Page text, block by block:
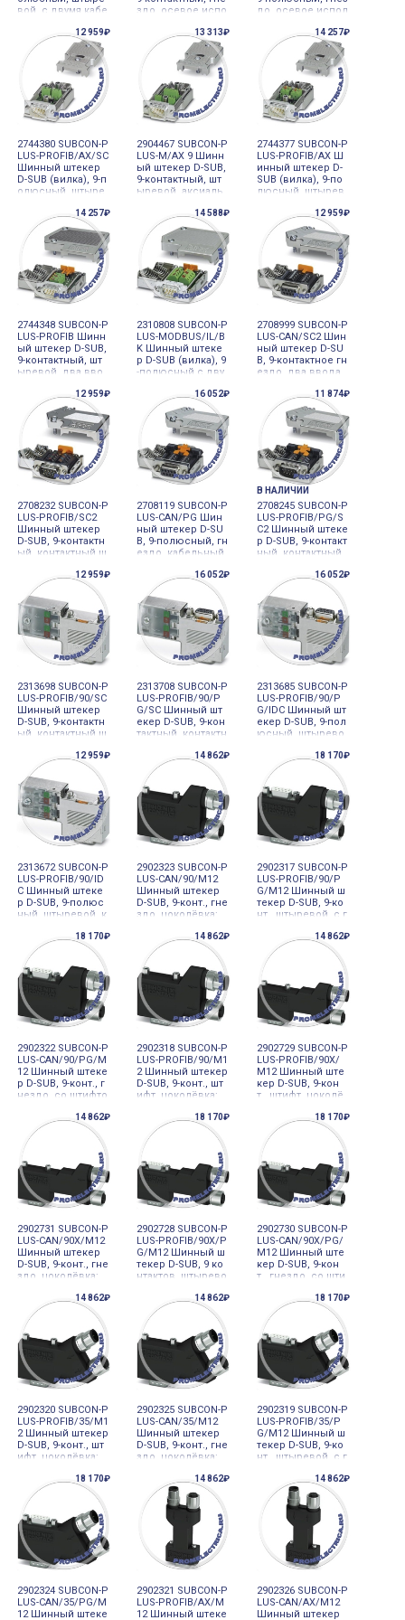
вой, с двумя кабе
расположенным
и под углом 35°, C
AN, SOCОNET K1, K
2 (Moeller), S-B
здо, осевое испо
абельными ввод
ами, универсальн
ый тип для всех с
до, осевое испол
бельными ввода
ми, CAN, CANope
n, SafetyBus-P
12 959₽
2744380 SUBCON-P
LUS-PROFIB/AX/SC
Шинный штекер
D-SUB (вилка), 9-п
олюсный, штыре
е исполнение с д
вумя кабельными
вводами, PROFIB
US DP до 12 Мбит
13 313₽
2904467 SUBCON-P
LUS-M/AX 9 Шинн
ый штекер D-SUB,
9-контактный, шт
ыревой, аксиаль
с двумя кабельн
ыми вводами, ун
иверсальный тип
для всех систем
14 257₽
2744377 SUBCON-P
LUS-PROFIB/AX Ш
инный штекер D-
SUB (вилка), 9-по
люсный, штырев
исполнение с дв
умя кабельными
вводами, PROFIB
US DP до 12 Мби
14 257₽
2744348 SUBCON-P
LUS-PROFIB Шинн
ый штекер D-SUB,
9-контактный, шт
ыревой, два вво
ом 35°, PROFIBUS
DP до 12 Мбит/с
14 588₽
2310808 SUBCON-P
LUS-MODBUS/IL/B
K Шинный штеке
р D-SUB (вилка), 9
-полюсный с дву
водами, располо
женными под угл
ом 35°, для устро
йств сопряжения
12 959₽
2708999 SUBCON-P
LUS-CAN/SC2 Шин
ный штекер D-SU
B, 9-контактное гн
ездо, два ввода
35° в двух рядах к
лемм, CAN, CANop
en, SafetyBus-P до
1 мбит/с
12 959₽
2708232 SUBCON-P
LUS-PROFIB/SC2
Шинный штекер
D-SUB, 9-контактн
ый, контактный ш
беля под углом 3
5°, PROFIBUS DP д
о 12 Мбит/с
16 052₽
2708119 SUBCON-P
LUS-CAN/PG Шин
ный штекер D-SU
B, 9-полюсный, гн
ездо, кабельный
5°, CAN, CANopen
®, SafetyBus-P до
1 Мбит/с
11 874₽
В НАЛИЧИИ
2708245 SUBCON-P
LUS-PROFIB/PG/S
C2 Шинный штеке
р D-SUB, 9-контакт
ный, контактный
кабеля под углом
35°, PROFIBUS DP
до 12 Мбит/с с гн
ездовой част
12 959₽
2313698 SUBCON-P
LUS-PROFIB/90/SC
Шинный штекер
D-SUB, 9-контактн
ый, контактный ш
беля под углом 9
0°, PROFIBUS DP д
о 12 Мбит/с
16 052₽
2313708 SUBCON-P
LUS-PROFIB/90/P
G/SC Шинный шт
екер D-SUB, 9-кон
тактный, контактн
од кабеля под уг
лом 90°, PROFIBU
S DP до 12 Мбит/
с с гнездовой ча
16 052₽
2313685 SUBCON-P
LUS-PROFIB/90/P
G/IDC Шинный шт
екер D-SUB, 9-пол
юсный, штырево
д под углом 90°,
PROFIBUS DP до 1
2 Мбит/с с гнезд
ом Pg-D-SUB
12 959₽
2313672 SUBCON-P
LUS-PROFIB/90/ID
C Шинный штеке
р D-SUB, 9-полюс
ный, штыревой, к
од углом 90°, PRO
FIBUS DP до 12 М
бит/с
14 862₽
2902323 SUBCON-P
LUS-CAN/90/M12
Шинный штекер
D-SUB, 9-конт., гне
здо, цоколёвка:
подвода кабеля
M12 (кодировка
A) под углом 90°.
CAN, CAN
18 170₽
2902317 SUBCON-P
LUS-PROFIB/90/P
G/M12 Шинный ш
текер D-SUB, 9-ко
нт., штыревой, с г
цоколёвка: 3, 5, 6,
8; два подвода д
ля кабеля M12 (ко
18 170₽
2902322 SUBCON-P
LUS-CAN/90/PG/M
12 Шинный штеке
р D-SUB, 9-конт., г
нездо, со штифто
лёвка: 2, 3, 5, 6, 7,
9; два подвода ка
беля M12 (кодиро
14 862₽
2902318 SUBCON-P
LUS-PROFIB/90/M1
2 Шинный штекер
D-SUB, 9-конт., шт
ифт, цоколёвка:
ода кабеля M12 (к
одировка В) под
углом 90°. PROFIB
14 862₽
2902729 SUBCON-P
LUS-PROFIB/90X/
M12 Шинный ште
кер D-SUB, 9-кон
т., штифт, цоколё
подвода кабеля
M12 (кодировка
В) под углом 90°.
14 862₽
2902731 SUBCON-P
LUS-CAN/90X/M12
Шинный штекер
D-SUB, 9-конт., гне
здо, цоколёвка:
подвода кабеля
M12 (кодировка
A) под углом 90°.
CAN, CA
18 170₽
2902728 SUBCON-P
LUS-PROFIB/90X/P
G/M12 Шинный ш
текер D-SUB, 9 ко
нтактов, штырево
-SUB, расположе
ние контактов: 3,
5,6,8; два подвод
а для кабеля
18 170₽
2902730 SUBCON-P
LUS-CAN/90X/PG/
M12 Шинный ште
кер D-SUB, 9-кон
т., гнездо, со шти
околёвка: 2,3,5,6,
7,9; два подвода
кабеля M12 (коди
ровка A) под
14 862₽
2902320 SUBCON-P
LUS-PROFIB/35/M1
2 Шинный штекер
D-SUB, 9-конт., шт
ифт, цоколёвка:
ода кабеля M12 (к
одировка В) под
углом 35°. PROFIB
US DP
14 862₽
2902325 SUBCON-P
LUS-CAN/35/M12
Шинный штекер
D-SUB, 9-конт., гне
здо, цоколёвка:
подвода кабеля
M12 (кодировка
A) под углом 35°.
CAN, CAN
18 170₽
2902319 SUBCON-P
LUS-PROFIB/35/P
G/M12 Шинный ш
текер D-SUB, 9-ко
нт., штыревой, с г
цоколёвка: 3, 5, 6,
8; два подвода д
ля кабеля M12 (ко
дировка
18 170₽
2902324 SUBCON-P
LUS-CAN/35/PG/M
12 Шинный штеке
14 862₽
2902321 SUBCON-P
LUS-PROFIB/AX/M
12 Шинный штеке
14 862₽
2902326 SUBCON-P
LUS-CAN/AX/M12
Шинный штекер